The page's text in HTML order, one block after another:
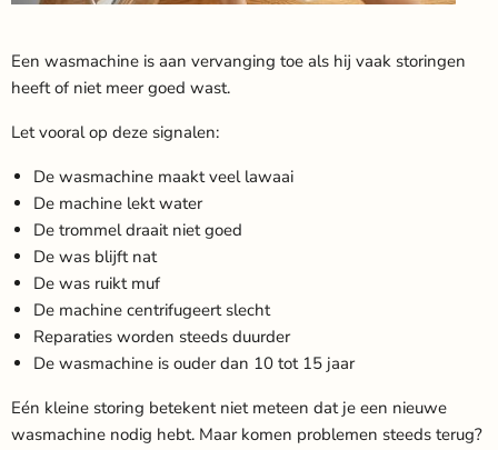
Een wasmachine is aan vervanging toe als hij vaak storingen
heeft of niet meer goed wast.
Let vooral op deze signalen:
De wasmachine maakt veel lawaai
De machine lekt water
De trommel draait niet goed
De was blijft nat
De was ruikt muf
De machine centrifugeert slecht
Reparaties worden steeds duurder
De wasmachine is ouder dan 10 tot 15 jaar
Eén kleine storing betekent niet meteen dat je een nieuwe
wasmachine nodig hebt. Maar komen problemen steeds terug?